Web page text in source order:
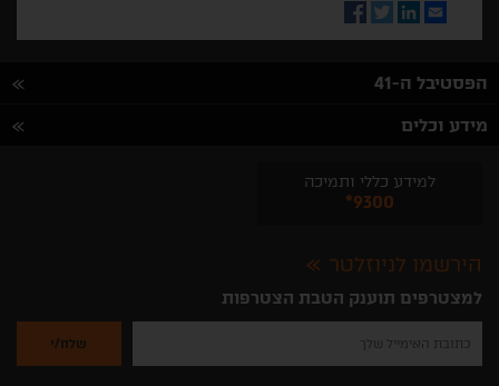
Email
LinkedIn
Twitter
Facebook
הפסטיבל ה-41
מידע וכלים
למידע כללי ותמיכה
*9300
הירשמו לניוזלטר
למצטרפים תוענק הטבת הצטרפות
להזין